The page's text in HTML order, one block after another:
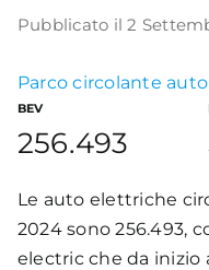
Pubblicato il 2
Parco circolante auto
BEV
256.493
Le auto elettriche
2024 sono 256.493,
electric che da inizio